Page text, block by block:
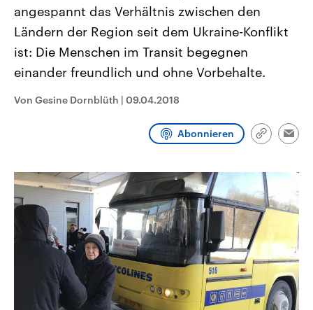
Landtagswahl Sachsen-Anhalt
2026
Alle Informationen
Sachsen-Anhalt wählt am 6.
September 2026 einen neuen
Bundesland von einer Koalition aus
Umfragen, Prognosen,
Wahlprogramme, aktuelle Berichte
und Kandidaten der anstehenden
USA
Aktuelle Beiträge,
Hintergründe
Wirtschaftlich und
gehören die Vereinigten
den mächtigsten Ländern
mit großem Einfluss auf
angespannt das Verhältnis zwischen den
Ländern der Region seit dem Ukraine-Konflikt
ist: Die Menschen im Transit begegnen
einander freundlich und ohne Vorbehalte.
Von Gesine Dornblüth | 09.04.2018
Abonnieren
Link